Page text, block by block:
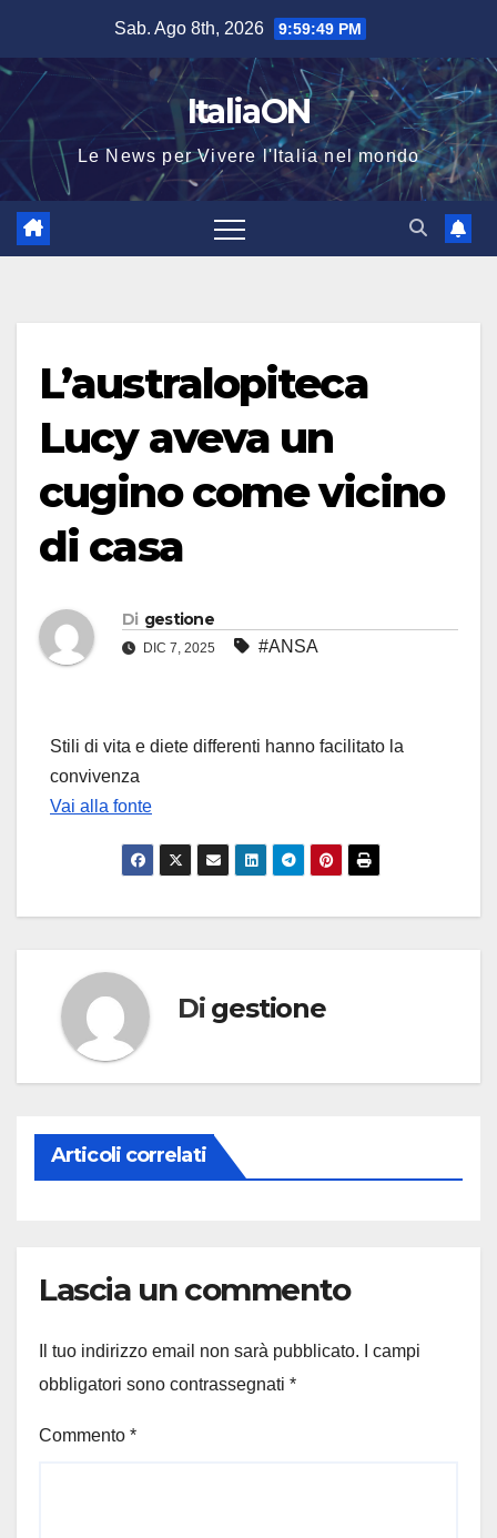
contenuto
Sab. Ago 8th, 2026 9:59:49 PM
ItaliaON
Le News per Vivere l'Italia nel mondo
L’australopiteca
Lucy aveva un
cugino come vicino
di casa
Di gestione
DIC 7, 2025 #ANSA
Stili di vita e diete differenti hanno facilitato la
convivenza
Vai alla fonte
Di gestione
Articoli correlati
Lascia un commento
Il tuo indirizzo email non sarà pubblicato.
I campi
obbligatori sono contrassegnati *
Commento *